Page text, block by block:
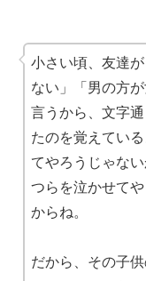
小さい頃、友達
ない」「男の方
言うから、文字
たのを覚えてい
てやろうじゃな
つらを泣かせて
からね。
だから、その子